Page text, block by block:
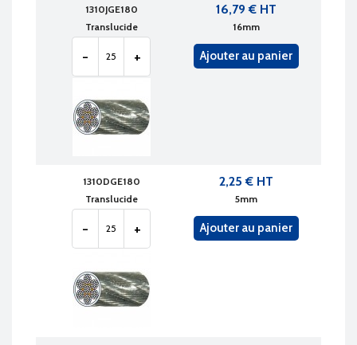
1310JGE180
Translucide
16mm
16,79 € HT
- + Ajouter au panier
1310DGE180
Translucide
5mm
2,25 € HT
- + Ajouter au panier